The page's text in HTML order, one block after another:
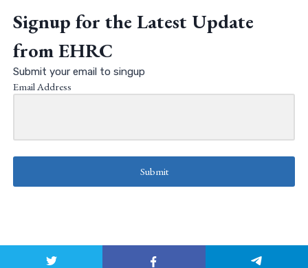
Signup for the Latest Update
from EHRC
Submit your email to singup
Email Address
Submit